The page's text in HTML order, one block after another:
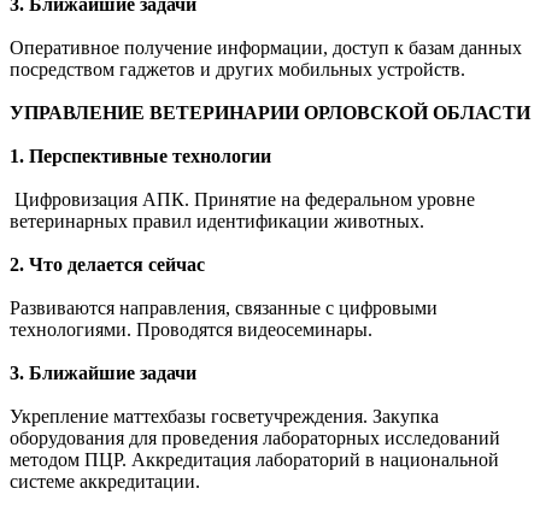
Оперативное получение информации, доступ к базам данных
посредством гаджетов и других мобильных устройств.
УПРАВЛЕНИЕ ВЕТЕРИНАРИИ ОРЛОВСКОЙ ОБЛАСТИ
1. Перспективные технологии
Цифровизация АПК. Принятие на федеральном уровне
ветеринарных правил идентификации животных.
2. Что делается сейчас
Развиваются направления, связанные с цифровыми
технологиями. Проводятся видеосеминары.
3. Ближайшие задачи
Укрепление маттехбазы госветучреждения. Закупка
оборудования для проведения лабораторных исследований
методом ПЦР. Аккредитация лабораторий в национальной
системе аккредитации.